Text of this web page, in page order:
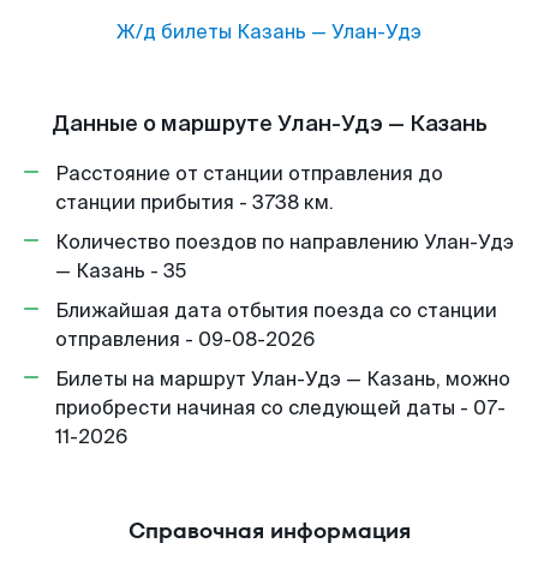
Ж/д билеты Казань — Улан-Удэ
Данные о маршруте Улан-Удэ — Казань
Расстояние от станции отправления до
станции прибытия - 3738 км.
Количество поездов по направлению Улан-Удэ
— Казань - 35
Ближайшая дата отбытия поезда со станции
отправления - 09-08-2026
Билеты на маршрут Улан-Удэ — Казань, можно
приобрести начиная со следующей даты - 07-
11-2026
Справочная информация